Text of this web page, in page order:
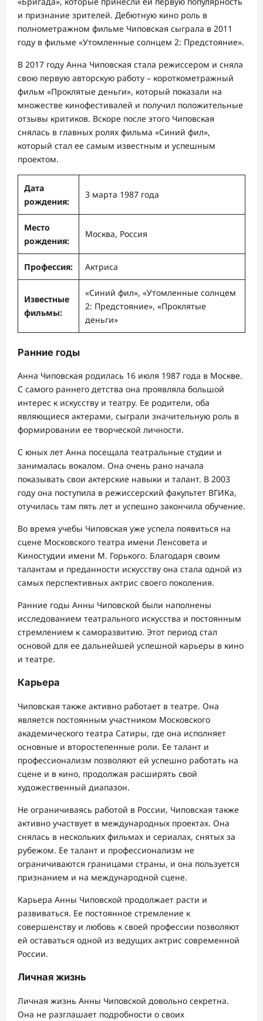
и признание зрителей. Дебютную кино роль в
полнометражном фильме Чиповская сыграла в 2011
году в фильме «Утомленные солнцем 2: Предстояние».
В 2017 году Анна Чиповская стала режиссером и сняла
свою первую авторскую работу – короткометражный
фильм «Проклятые деньги», который показали на
множестве кинофестивалей и получил положительные
отзывы критиков. Вскоре после этого Чиповская
снялась в главных ролях фильма «Синий фил»,
который стал ее самым известным и успешным
проектом.
Дата
рождения:
3 марта 1987 года
Место
рождения:
Москва, Россия
Профессия: Актриса
Известные
фильмы:
«Синий фил», «Утомленные солнцем
2: Предстояние», «Проклятые
деньги»
Ранние годы
Анна Чиповская родилась 16 июля 1987 года в Москве.
С самого раннего детства она проявляла большой
интерес к искусству и театру. Ее родители, оба
являющиеся актерами, сыграли значительную роль в
формировании ее творческой личности.
С юных лет Анна посещала театральные студии и
занималась вокалом. Она очень рано начала
показывать свои актерские навыки и талант. В 2003
году она поступила в режиссерский факультет ВГИКа,
отучилась там пять лет и успешно закончила обучение.
Во время учебы Чиповская уже успела появиться на
сцене Московского театра имени Ленсовета и
Киностудии имени М. Горького. Благодаря своим
талантам и преданности искусству она стала одной из
самых перспективных актрис своего поколения.
Ранние годы Анны Чиповской были наполнены
исследованием театрального искусства и постоянным
стремлением к саморазвитию. Этот период стал
основой для ее дальнейшей успешной карьеры в кино
и театре.
Карьера
Чиповская также активно работает в театре. Она
является постоянным участником Московского
академического театра Сатиры, где она исполняет
основные и второстепенные роли. Ее талант и
профессионализм позволяют ей успешно работать на
сцене и в кино, продолжая расширять свой
художественный диапазон.
Не ограничиваясь работой в России, Чиповская также
активно участвует в международных проектах. Она
снялась в нескольких фильмах и сериалах, снятых за
рубежом. Ее талант и профессионализм не
ограничиваются границами страны, и она пользуется
признанием и на международной сцене.
Карьера Анны Чиповской продолжает расти и
развиваться. Ее постоянное стремление к
совершенству и любовь к своей профессии позволяют
ей оставаться одной из ведущих актрис современной
России.
Личная жизнь
Личная жизнь Анны Чиповской довольно секретна.
Она не разглашает подробности о своих